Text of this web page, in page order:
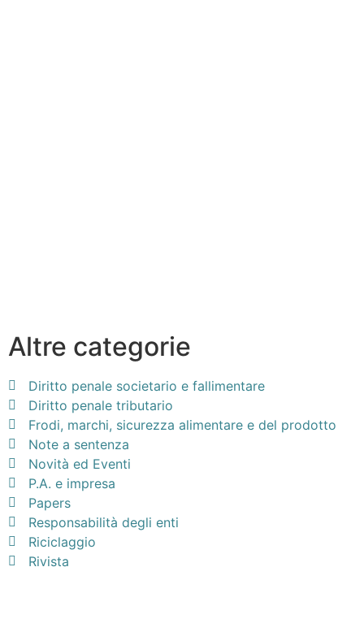
Altre categorie
Diritto penale societario e fallimentare
Diritto penale tributario
Frodi, marchi, sicurezza alimentare e del prodotto
Note a sentenza
Novità ed Eventi
P.A. e impresa
Papers
Responsabilità degli enti
Riciclaggio
Rivista